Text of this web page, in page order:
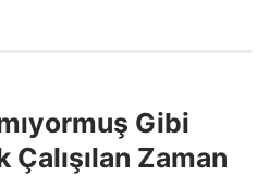
Gibi
Çalışılan Zaman